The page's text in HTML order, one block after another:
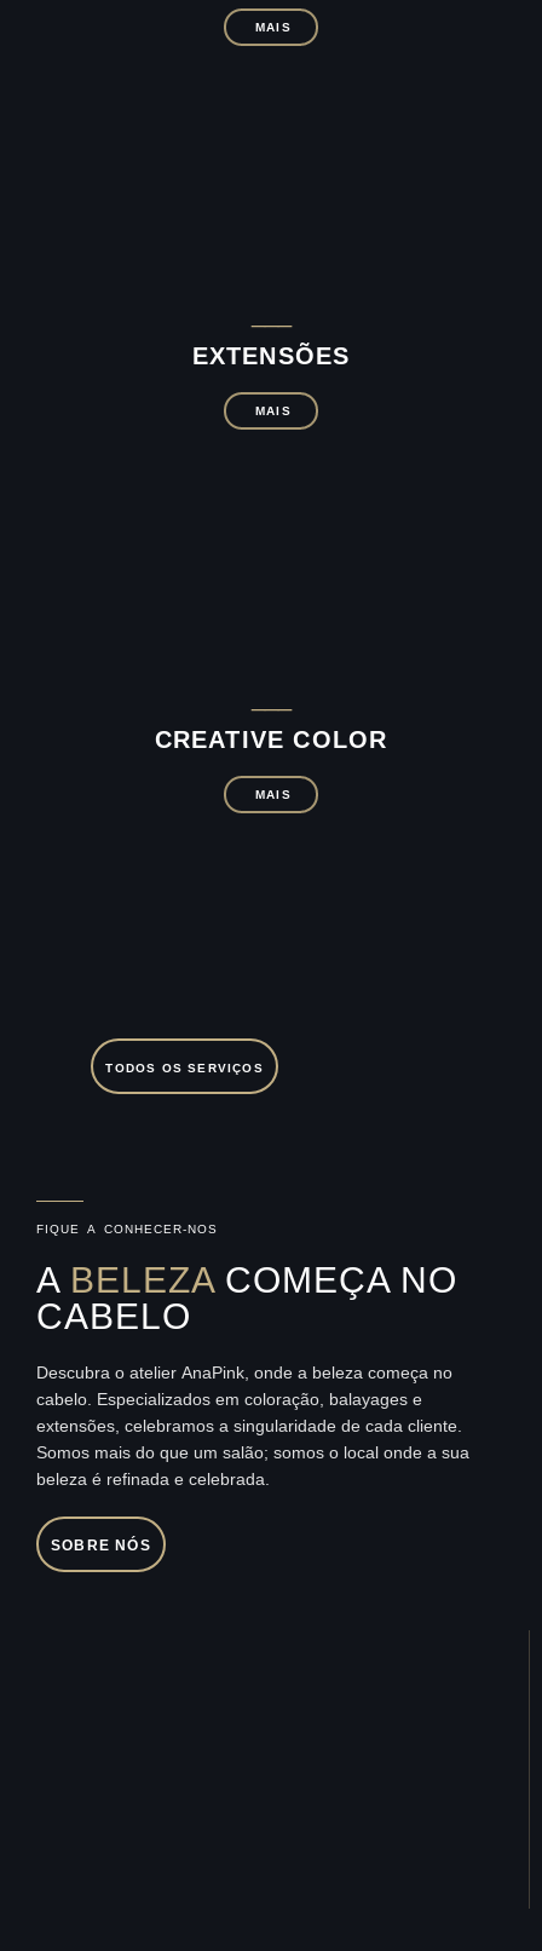
MAIS
EXTENSÕES
MAIS
CREATIVE COLOR
MAIS
TODOS OS SERVIÇOS
FIQUE A CONHECER-NOS
A BELEZACOMEÇA NO
CABELO
Descubra o atelier AnaPink, onde a beleza começa no
cabelo. Especializados em coloração, balayages e
extensões, celebramos a singularidade de cada cliente.
Somos mais do que um salão; somos o local onde a sua
beleza é refinada e celebrada.
SOBRE NÓS